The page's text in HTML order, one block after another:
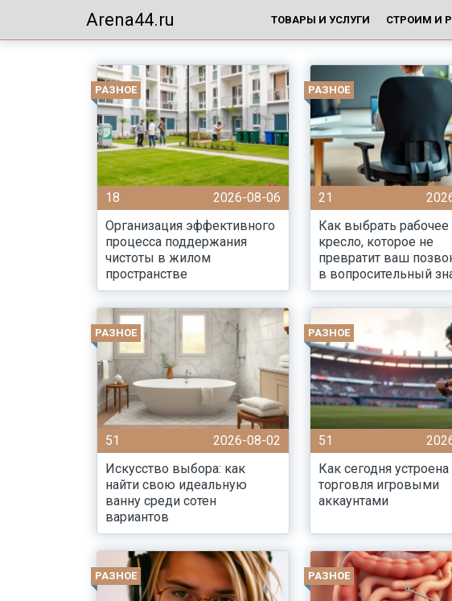
Arena44.ru ТОВАРЫ И УСЛУГИ СТРОИМ И
РАЗНОЕ
18
2026-08-06
Организация эффективного
процесса поддержания
чистоты в жилом
пространстве
РАЗНОЕ
21
Как выбрать рабочее
кресло, которое не
превратит ваш
в вопросительный
РАЗНОЕ
51
2026-08-02
Искусство выбора: как
найти свою идеальную
ванну среди сотен
вариантов
РАЗНОЕ
51
Как сегодня устроена
торговля игровыми
аккаунтами
РАЗНОЕ РАЗНОЕ